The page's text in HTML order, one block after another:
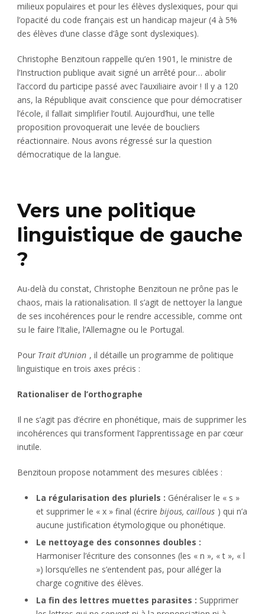
milieux populaires et pour les élèves dyslexiques, pour qui
l’opacité du code français est un handicap majeur (4 à 5%
des élèves d’une classe d’âge sont dyslexiques).
Christophe Benzitoun rappelle qu’en 1901, le ministre de
l’Instruction publique avait signé un arrêté pour… abolir
l’accord du participe passé avec l’auxiliaire avoir ! Il y a 120
ans, la République avait conscience que pour démocratiser
l’école, il fallait simplifier l’outil. Aujourd’hui, une telle
proposition provoquerait une levée de boucliers
réactionnaire. Nous avons régressé sur la question
démocratique de la langue.
Vers une politique
linguistique de gauche
?
Au-delà du constat, Christophe Benzitoun ne prône pas le
chaos, mais la rationalisation. Il s’agit de nettoyer la langue
de ses incohérences pour le rendre accessible, comme ont
su le faire l’Italie, l’Allemagne ou le Portugal.
Pour Trait d’Union , il détaille un programme de politique
linguistique en trois axes précis :
Rationaliser de l’orthographe
Il ne s’agit pas d’écrire en phonétique, mais de supprimer les
incohérences qui transforment l’apprentissage en par cœur
inutile.
Benzitoun propose notamment des mesures ciblées :
La régularisation des pluriels : Généraliser le « s »
et supprimer le « x » final (écrire bijous, caillous ) qui n’a
aucune justification étymologique ou phonétique.
Le nettoyage des consonnes doubles :
Harmoniser l’écriture des consonnes (les « n », « t », « l
») lorsqu’elles ne s’entendent pas, pour alléger la
charge cognitive des élèves.
La fin des lettres muettes parasites : Supprimer